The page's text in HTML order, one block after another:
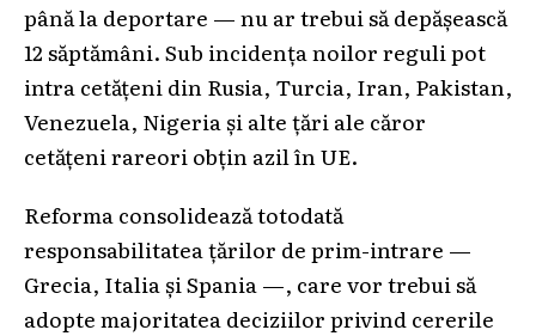
până la deportare — nu ar trebui să depășească
12 săptămâni. Sub incidența noilor reguli pot
intra cetățeni din Rusia, Turcia, Iran, Pakistan,
Venezuela, Nigeria și alte țări ale căror
cetățeni rareori obțin azil în UE.
Reforma consolidează totodată
responsabilitatea țărilor de prim-intrare —
Grecia, Italia și Spania —, care vor trebui să
adopte majoritatea deciziilor privind cererile